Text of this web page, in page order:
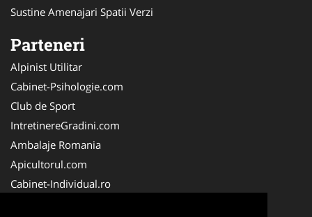
Sustine Amenajari Spatii Verzi
Parteneri
Alpinist Utilitar
Cabinet-Psihologie.com
Club de Sport
IntretinereGradini.com
Ambalaje Romania
Apicultorul.com
Cabinet-Individual.ro